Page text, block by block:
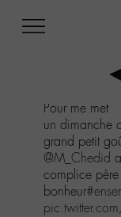
menu
Aller
au
contenu
Aller
Pour me
un dimanche
grand petit
@M_Chedid
complice
bonheur